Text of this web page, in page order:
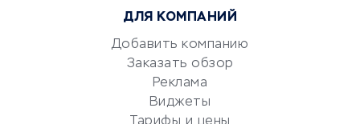
Аудиторские компании
Бухгалтерия онлайн
ДЛЯ КОМПАНИЙ
Добавить компанию
Заказать обзор
Реклама
Виджеты